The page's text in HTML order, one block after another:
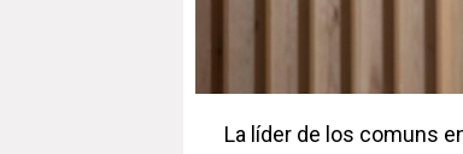
La líder de los comuns